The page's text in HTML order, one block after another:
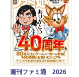
週刊ファミ通 2026